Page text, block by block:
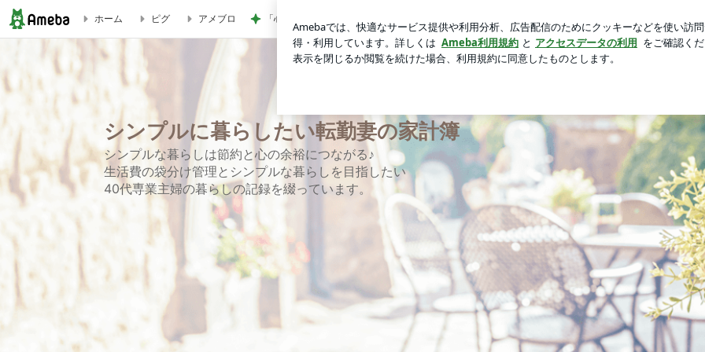
【雑談】今年も継続！Disney日めくりカレンダー | シンプルに暮らしたい転勤妻の家計簿
ホーム ピグ アメブロ 「心配」堂本剛 印象激変の近影 ログ
シンプルに暮らしたい転勤妻の家計簿
シンプルな暮らしは節約と心の余裕につながる♪
生活費の袋分け管理とシンプルな暮らしを目指したい
40代専業主婦の暮らしの記録を綴っています。